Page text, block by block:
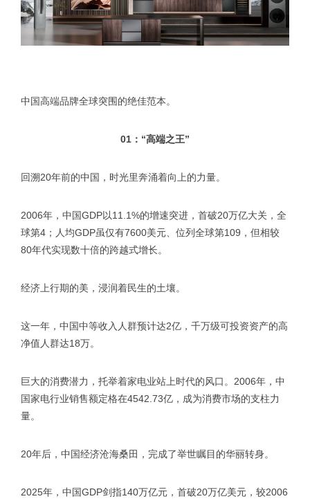
中国高端品牌全球突围的绝佳范本。
01：“高端之王”
回溯20年前的中国，时光里奔涌着向上的力量。
2006年，中国GDP以11.1%的增速突进，首破20万亿大关，全
球第4；人均GDP虽仅有7600美元、位列全球第109，但相较
80年代实现数十倍的跨越式增长。
经济上行期的美，浸润着民生的土壤。
这一年，中国中等收入人群预计达2亿，千万级可投资资产的高
净值人群达18万。
巨大的消费潜力，托举着家电业站上时代的风口。2006年，中
国家电行业销售额定格在4542.73亿，成为消费市场的支柱力
量。
20年后，中国经济沧海桑田，完成了举世瞩目的华丽转身。
2025年，中国GDP剑指140万亿元，首破20万亿美元，较2006